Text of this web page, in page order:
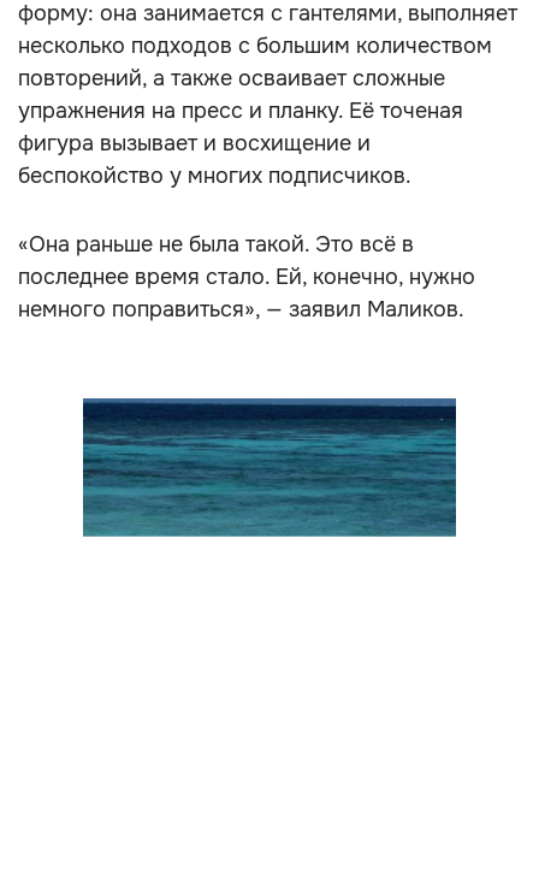
демонстрирует впечатляющую физическую
форму: она занимается с гантелями, выполняет
несколько подходов с большим количеством
повторений, а также осваивает сложные
упражнения на пресс и планку. Её точеная
фигура вызывает и восхищение и
«Она раньше не была такой. Это всё в
последнее время стало. Ей, конечно, нужно